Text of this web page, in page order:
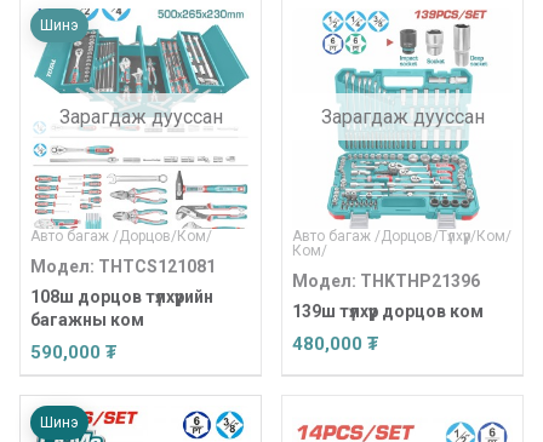
Шинэ
Зарагдаж дууссан
Авто багаж /Дорцов/Ком/
Модел: THTCS121081
108ш дорцов түлхүүрийн
багажны ком
590,000 ₮
Зарагдаж дууссан
Авто багаж /Дорцов/Түлхүүр/Ком/
Ком/
Модел: THKTHP21396
139ш түлхүүр дорцов ком
480,000 ₮
Шинэ